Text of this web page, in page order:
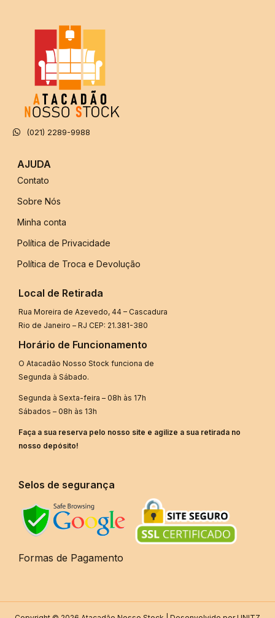
(021) 2289-9988
AJUDA
Contato
Sobre Nós
Minha conta
Política de Privacidade
Política de Troca e Devolução
Local de Retirada
Rua Moreira de Azevedo, 44 – Cascadura
Rio de Janeiro – RJ CEP: 21.381-380
Horário de Funcionamento
O Atacadão Nosso Stock funciona de
Segunda à Sábado.
Segunda à Sexta-feira – 08h às 17h
Sábados – 08h às 13h
Faça a sua reserva pelo nosso site e agilize a sua retirada no
nosso depósito!
Selos de segurança
Formas de Pagamento